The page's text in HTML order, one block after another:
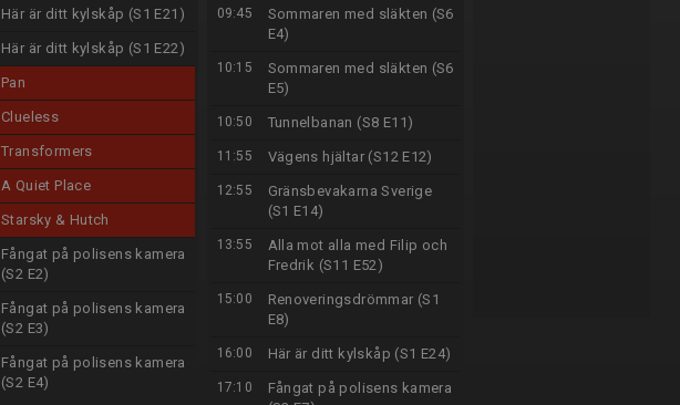
Här är ditt kylskåp (S1 E21)
Här är ditt kylskåp (S1 E22)
Pan
Clueless
Transformers
A Quiet Place
Starsky & Hutch
Fångat på polisens kamera
(S2 E2)
Fångat på polisens kamera
(S2 E3)
Fångat på polisens kamera
(S2 E4)
09:45
Sommaren med släkten (S6
E4)
10:15
Sommaren med släkten (S6
E5)
10:50 Tunnelbanan (S8 E11)
11:55 Vägens hjältar (S12 E12)
12:55
Gränsbevakarna Sverige
(S1 E14)
13:55
Alla mot alla med Filip och
Fredrik (S11 E52)
15:00
Renoveringsdrömmar (S1
E8)
16:00 Här är ditt kylskåp (S1 E24)
17:10
Fångat på polisens kamera